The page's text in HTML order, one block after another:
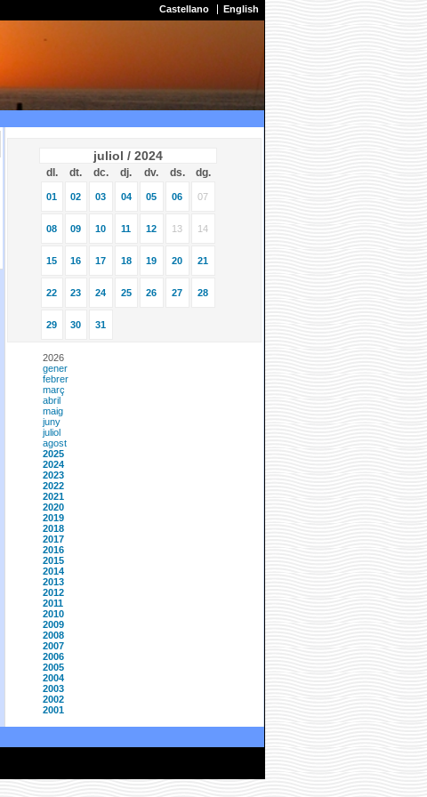
Castellano English
juliol / 2024
dl. dt. dc. dj. dv. ds. dg.
01 02 03 04 05 06 07
08 09 10 11 12 13 14
15 16 17 18 19 20 21
22 23 24 25 26 27 28
29 30 31
2026
gener
febrer
març
abril
maig
juny
juliol
agost
2025
2024
2023
2022
2021
2020
2019
2018
2017
2016
2015
2014
2013
2012
2011
2010
2009
2008
2007
2006
2005
2004
2003
2002
2001